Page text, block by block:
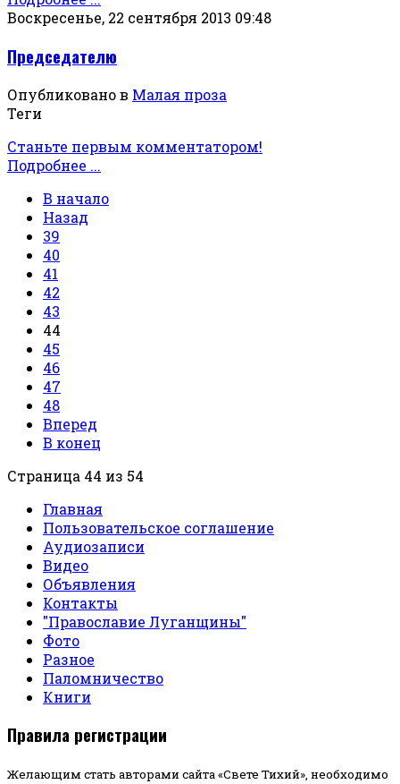
Воскресенье, 22 сентября 2013 09:48
Председателю
Опубликовано в Малая проза
Теги
Станьте первым комментатором!
Подробнее ...
В начало
Назад
39
40
41
42
43
44
45
46
47
48
Вперед
В конец
Страница 44 из 54
Главная
Пользовательское соглашение
Аудиозаписи
Видео
Объявления
Контакты
"Православие Луганщины"
Фото
Разное
Паломничество
Книги
Правила регистрации
Желающим стать авторами сайта «Свете Тихий», необходимо